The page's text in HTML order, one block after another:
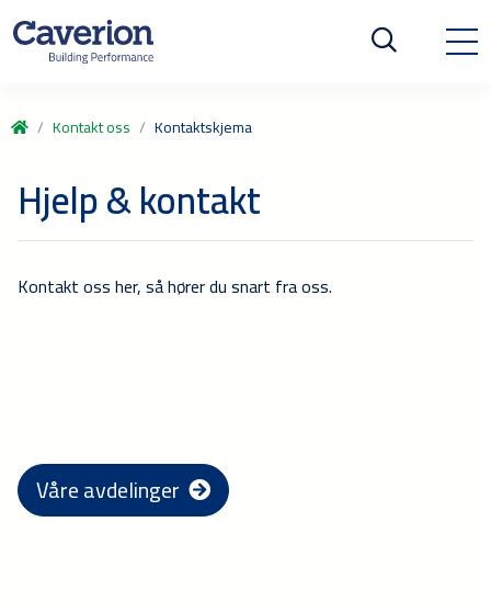
Kontakt oss Kontaktskjema
Hjelp & kontakt
Kontakt oss her, så hører du snart fra oss.
Våre avdelinger